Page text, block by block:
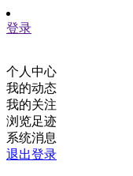
登录
个人中心
我的动态
我的关注
浏览足迹
系统消息
退出登录